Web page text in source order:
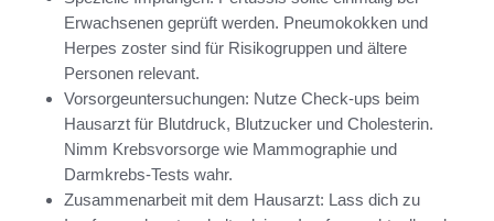
Erwachsenen geprüft werden. Pneumokokken und
Herpes zoster sind für Risikogruppen und ältere
Personen relevant.
Vorsorgeuntersuchungen: Nutze Check-ups beim
Hausarzt für Blutdruck, Blutzucker und Cholesterin.
Nimm Krebsvorsorge wie Mammographie und
Darmkrebs-Tests wahr.
Zusammenarbeit mit dem Hausarzt: Lass dich zu